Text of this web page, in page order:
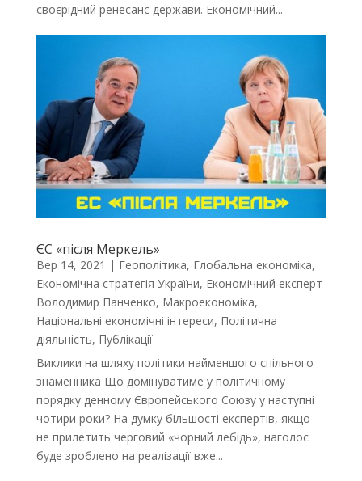
своєрідний ренесанс держави. Економічний...
ЄС «після Меркель»
Вер 14, 2021 | Геополітика, Глобальна економіка,
Економічна стратегія України, Економічний експерт
Володимир Панченко, Макроекономіка,
Національні економічні інтереси, Політична
діяльність, Публікації
Виклики на шляху політики найменшого спільного
знаменника Що домінуватиме у політичному
порядку денному Європейського Союзу у наступні
чотири роки? На думку більшості експертів, якщо
не прилетить черговий «чорний лебідь», наголос
буде зроблено на реалізації вже...